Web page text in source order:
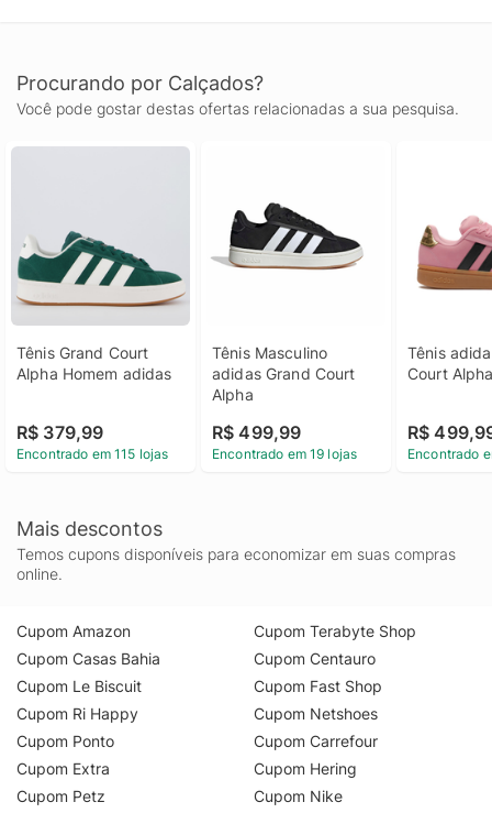
Procurando por Calçados?
Você pode gostar destas ofertas relacionadas a sua pesquisa.
Tênis Grand Court
Alpha Homem adidas
R$ 379,99
Encontrado em 115 lojas
Tênis Masculino
adidas Grand Court
Alpha
R$ 499,99
Encontrado em 19 lojas
Tênis
Court
R$
Encontrado
Mais descontos
Temos cupons disponíveis para economizar em suas compras
online.
Cupom Amazon
Cupom Casas Bahia
Cupom Le Biscuit
Cupom Ri Happy
Cupom Ponto
Cupom Extra
Cupom Petz
Cupom Terabyte Shop
Cupom Centauro
Cupom Fast Shop
Cupom Netshoes
Cupom Carrefour
Cupom Hering
Cupom Nike